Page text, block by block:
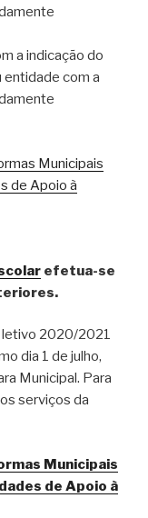
a indicação do
entidade com a
Municipais
de Apoio à
efetua-se
letivo 2020/2021
dia 1 de julho,
Municipal. Para
serviços da
Municipais
de Apoio à